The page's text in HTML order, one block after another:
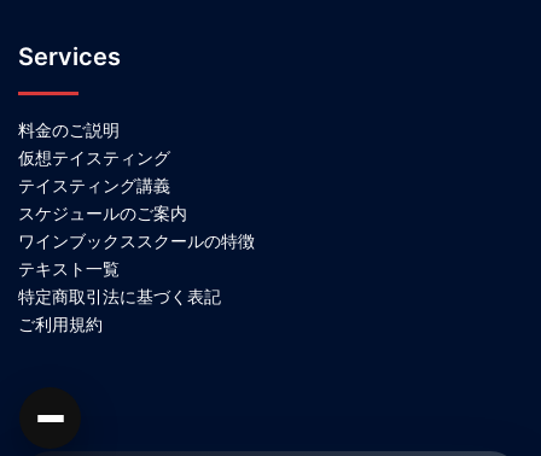
Services
料金のご説明
仮想テイスティング
テイスティング講義
スケジュールのご案内
ワインブックススクールの特徴
テキスト一覧
特定商取引法に基づく表記
ご利用規約